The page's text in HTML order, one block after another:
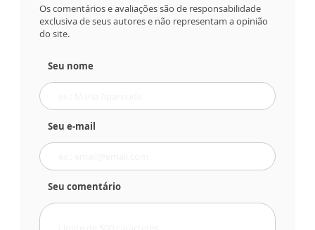
Os comentários e avaliações são de responsabilidade
exclusiva de seus autores e não representam a opinião
do site.
Seu nome
Seu e-mail
Seu comentário